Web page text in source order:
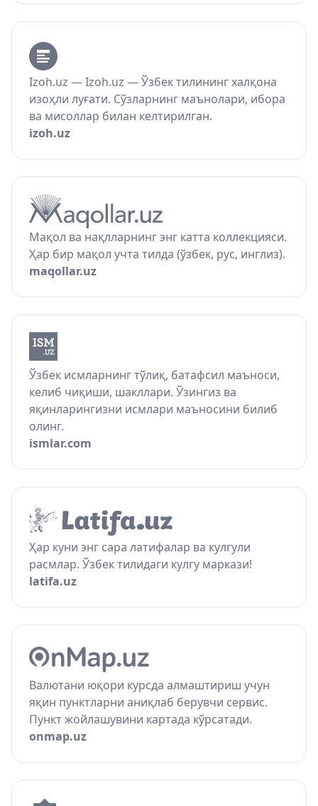
Izoh.uz — Izoh.uz — Ўзбек тилининг халқона
изоҳли луғати. Сўзларнинг маънолари, ибора
ва мисоллар билан келтирилган.
izoh.uz
Мақол ва нақлларнинг энг катта коллекцияси.
Ҳар бир мақол учта тилда (ўзбек, рус, инглиз).
maqollar.uz
Ўзбек исмларнинг тўлиқ, батафсил маъноси,
келиб чиқиши, шакллари. Ўзингиз ва
яқинларингизни исмлари маъносини билиб
олинг.
ismlar.com
Ҳар куни энг сара латифалар ва кулгули
расмлар. Ўзбек тилидаги кулгу маркази!
latifa.uz
Валютани юқори курсда алмаштириш учун
яқин пунктларни аниқлаб берувчи сервис.
Пункт жойлашувини картада кўрсатади.
onmap.uz